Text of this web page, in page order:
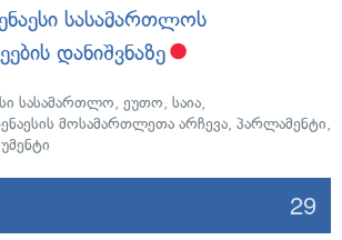
სასამართლოს
დანიშვნაზე
სასამართლო, ეუთო, საია,
მოსამართლეთა არჩევა, პარლამენტი,
29